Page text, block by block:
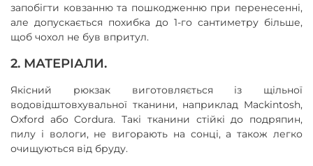
запобігти ковзанню та пошкодженню при перенесенні,
але допускається похибка до 1-го сантиметру більше,
щоб чохол не був впритул.
2. МАТЕРІАЛИ.
Якісний рюкзак виготовляється із щільної
водовідштовхувальної тканини, наприклад Mackintosh,
Oxford або Cordura. Такі тканини стійкі до подряпин,
пилу і вологи, не вигорають на сонці, а також легко
очищуються від бруду.